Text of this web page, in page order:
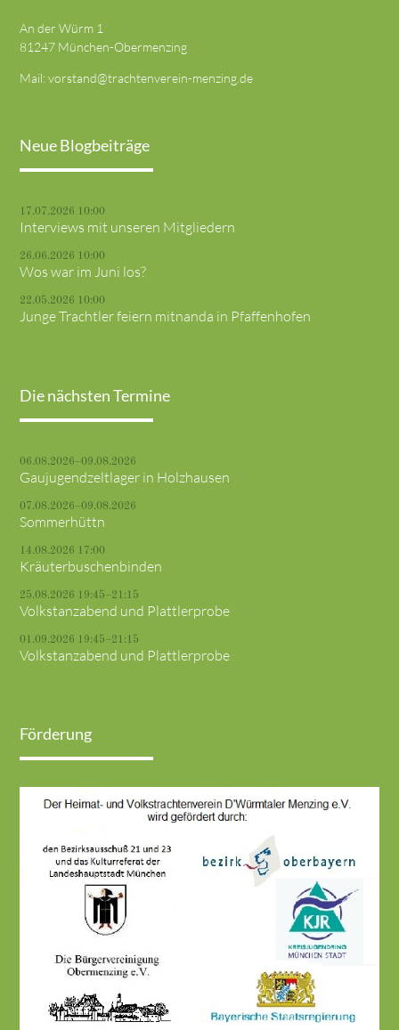
An der Würm 1
81247 München-Obermenzing
Mail:vorstand@trachtenverein-menzing.de
Neue Blogbeiträge
17.07.2026 10:00
Interviews mit unseren Mitgliedern
26.06.2026 10:00
Wos war im Juni los?
22.05.2026 10:00
Junge Trachtler feiern mitnanda in Pfaffenhofen
Die nächsten Termine
06.08.2026–09.08.2026
Gaujugendzeltlager in Holzhausen
07.08.2026–09.08.2026
Sommerhüttn
14.08.2026 17:00
Kräuterbuschenbinden
25.08.2026 19:45–21:15
Volkstanzabend und Plattlerprobe
01.09.2026 19:45–21:15
Volkstanzabend und Plattlerprobe
Förderung